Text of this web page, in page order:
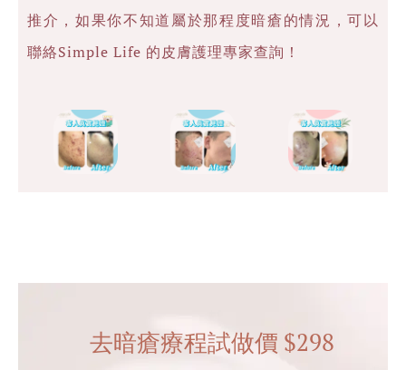
推介，如果你不知道屬於那程度暗瘡的情況，可以
聯絡Simple Life 的皮膚護理專家查詢！
去暗瘡療程試做價 $298